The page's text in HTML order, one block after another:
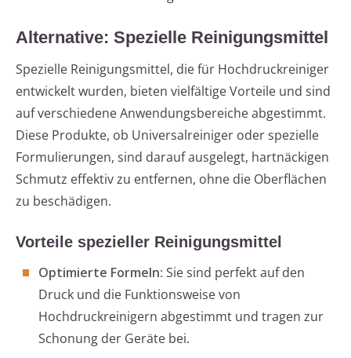
Alternative: Spezielle Reinigungsmittel
Spezielle Reinigungsmittel, die für Hochdruckreiniger
entwickelt wurden, bieten vielfältige Vorteile und sind
auf verschiedene Anwendungsbereiche abgestimmt.
Diese Produkte, ob Universalreiniger oder spezielle
Formulierungen, sind darauf ausgelegt, hartnäckigen
Schmutz effektiv zu entfernen, ohne die Oberflächen
zu beschädigen.
Vorteile spezieller Reinigungsmittel
Optimierte Formeln: Sie sind perfekt auf den
Druck und die Funktionsweise von
Hochdruckreinigern abgestimmt und tragen zur
Schonung der Geräte bei.